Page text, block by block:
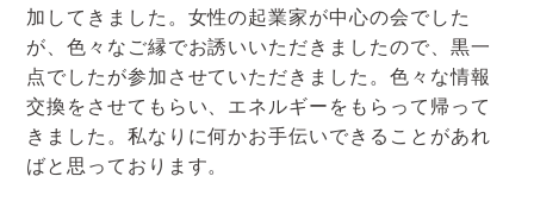
加してきました。女性の起業家が中心の会でした
が、色々なご縁でお誘いいただきましたので、黒一
点でしたが参加させていただきました。色々な情報
交換をさせてもらい、エネルギーをもらって帰って
きました。私なりに何かお手伝いできることがあれ
ばと思っております。
アクセスマップ
お電話・